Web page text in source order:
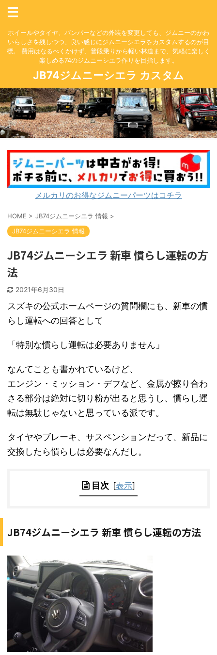
ホイールやタイヤ、バンパーなどの外装を変更しても、ジムニーのかわ
いらしさを残しつつ、良い感じにジムニーシエラをカスタムするのが目
標。 費用はなるべくかけず、普段乗りから軽い林道まで、気軽に楽しく
楽しめる74のジムニーシエラ作りを目指します。
JB74ジムニーシエラ カスタム
メルカリのお得なジムニーパーツはコチラ
HOME > JB74ジムニーシエラ 情報 >
JB74ジムニーシエラ 情報
JB74ジムニーシエラ 新車 慣らし運転の方
法
2021年6月30日
スズキの公式ホームページの質問欄にも、新車の慣
らし運転への回答として
「特別な慣らし運転は必要ありません」
なんてことも書かれているけど、
エンジン・ミッション・デフなど、金属が擦り合わ
さる部分は絶対に切り粉が出ると思うし、慣らし運
転は無駄じゃないと思っている派です。
タイヤやブレーキ、サスペンションだって、新品に
交換したら慣らしは必要なんだし。
目次 [表示]
JB74ジムニーシエラ 新車 慣らし運転の方法